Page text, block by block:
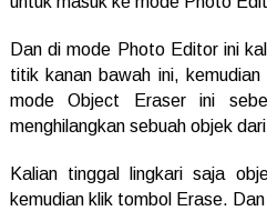
Dan di mode Photo Editor ini
titik kanan bawah ini,
mode Object Eraser ini
menghilangkan sebuah objek
Kalian tinggal lingkari saja
kemudian klik tombol Erase.